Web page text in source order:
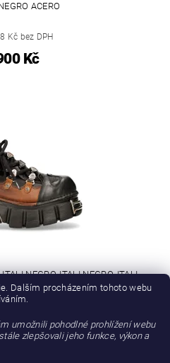
ACERO
Kč bez DPH
Kč
NEGRO, ITALI NEGRO, ITALI
TOWER NEGRO ACERO
Kč
Dalším procházením tohoto webu
umožnili pohodlné prohlížení webu
zlepšovali jeho funkce, výkon a